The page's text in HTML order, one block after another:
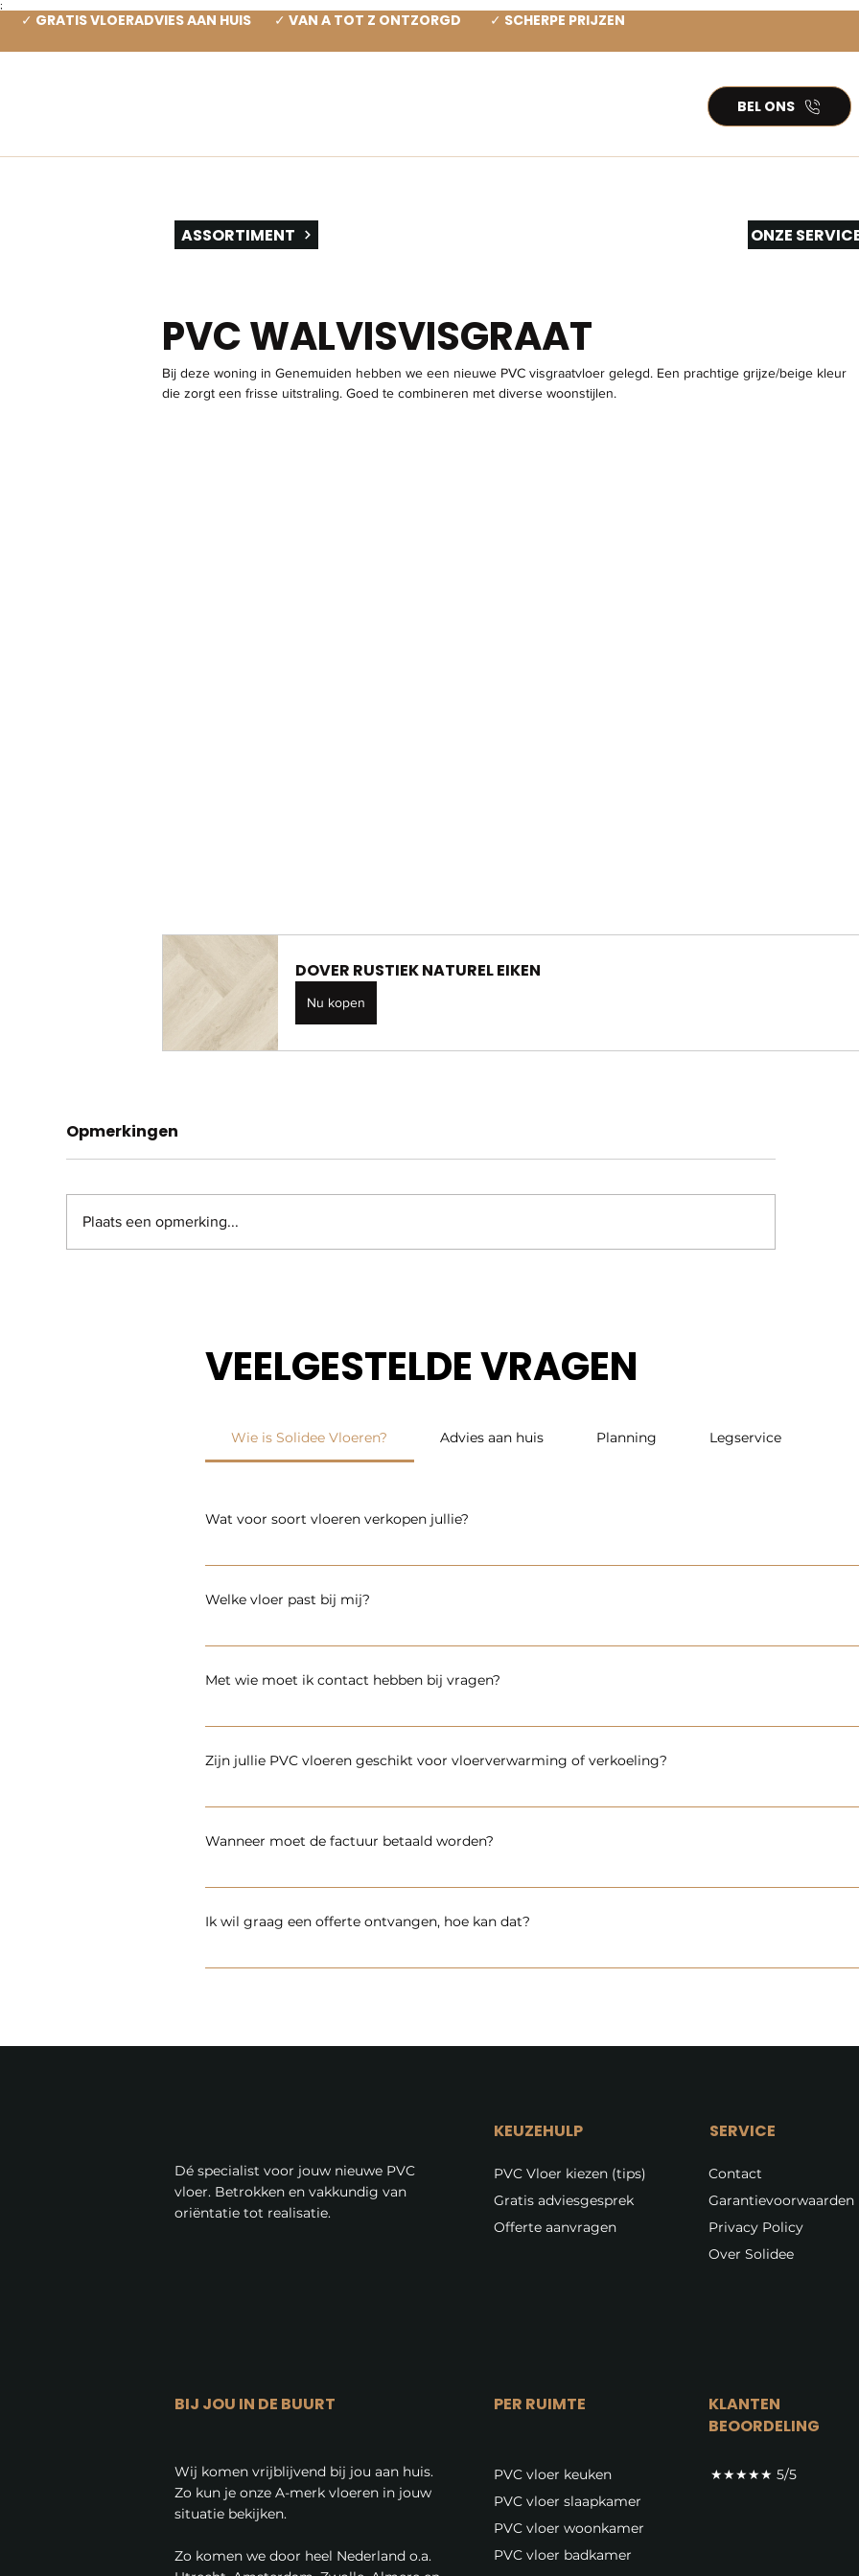
Γ
;
✓ GRATIS VLOERADVIES AAN HUIS ✓ VAN A TOT Z ONTZORGD ✓ SCHERPE PRIJZEN
BEL ONS
ASSORTIMENT ONZE
PVC WALVISVISGRAAT
Bij deze woning in Genemuiden hebben we een nieuwe PVC visgraatvloer gelegd. Een prachtige grijze/beige kleur
die zorgt een frisse uitstraling. Goed te combineren met diverse woonstijlen.
DOVER RUSTIEK NATUREL EIKEN
Nu kopen
Opmerkingen
Plaats een opmerking...
VEELGESTELDE VRAGEN
Wie is Solidee Vloeren? Advies aan huis Planning Legservice
Wat voor soort vloeren verkopen jullie?
Ons assortiment bestaat alleen uit A-merk PVC vloeren. Deze bestaan uitsluitend uit 0.55
Welke vloer past bij mij?
Het kiezen van de juiste vloer kan lastig zijn. Er zijn veel vloeren op de markt maar of ze in elke
staalvoorbeelden. Zo worden vloeren niet beïnvloed door showroomlicht wat vaak een vertekend
Met wie moet ik contact hebben bij vragen?
Wij houden van korte lijntjes. De vloeradviseur die bij jou thuis is geweest blijft ook jouw
is maar net wat jij prettig vindt.
Zijn jullie PVC vloeren geschikt voor vloerverwarming of verkoeling?
Ja zeker! PVC vloeren zijn gemaakt van polyvinylchloride, een soort kunststof die super
Wanneer moet de factuur betaald worden?
In de meeste gevallen mag deze betaald worden nadat de vloer gelegd is.
Ik wil graag een offerte ontvangen, hoe kan dat?
Wij zitten er graag bovenop. Zo proberen wij altijd binnen één werkdag na de offerteaanvraag te
Dé specialist voor jouw nieuwe PVC
vloer. Betrokken en vakkundig van
oriëntatie tot realisatie.
KEUZEHULP
PVC Vloer kiezen (tips)
Gratis adviesgesprek
Offerte aanvragen
SERVICE
Contact
Garantievoorwaarden
Privacy Policy
Over Solidee
BIJ JOU IN DE BUURT
Wij komen vrijblijvend bij jou aan huis.
Zo kun je onze A-merk vloeren in jouw
situatie bekijken.
Zo komen we door heel Nederland o.a.
PER RUIMTE
PVC vloer keuken
PVC vloer slaapkamer
PVC vloer woonkamer
PVC vloer badkamer
KLANTEN
BEOORDELING
★★★★★ 5/5